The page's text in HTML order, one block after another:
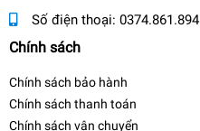
Số điện thoại: 0374.861.894
Chính sách
Chính sách bảo hành
Chính sách thanh toán
Chính sách vận chuyển